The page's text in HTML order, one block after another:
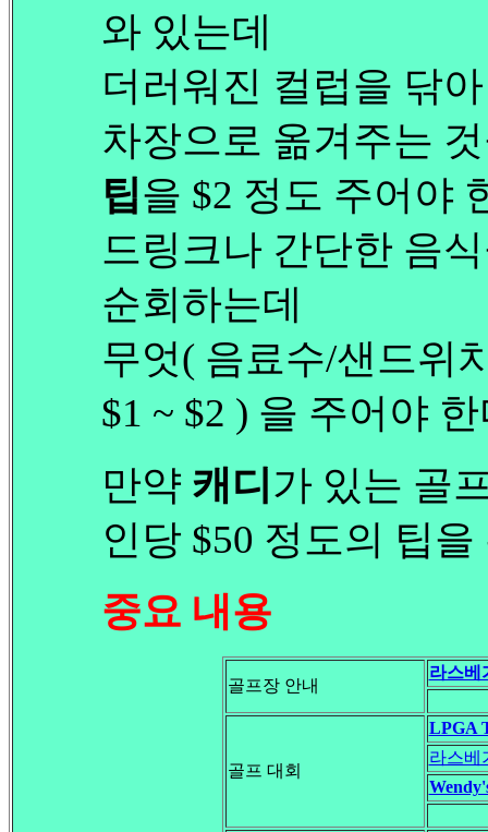
와 있는데
더러워진 컬럽을 닦
차장으로 옮겨주는
팁을 $2 정도 주어야
드링크나 간단한 음
순회하는데
무엇( 음료수/샌드위
$1 ~ $2 ) 을 주어야
만약 캐디 가 있는 골
인당 $50 정도의 팁
중요 내용
골프장 안내
라스베
골프 대회
LPGA
라스베